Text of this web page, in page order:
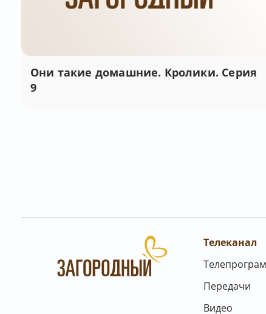
Они такие домашние. Кролики. Серия
9
Телеканал
Передачи
Видео